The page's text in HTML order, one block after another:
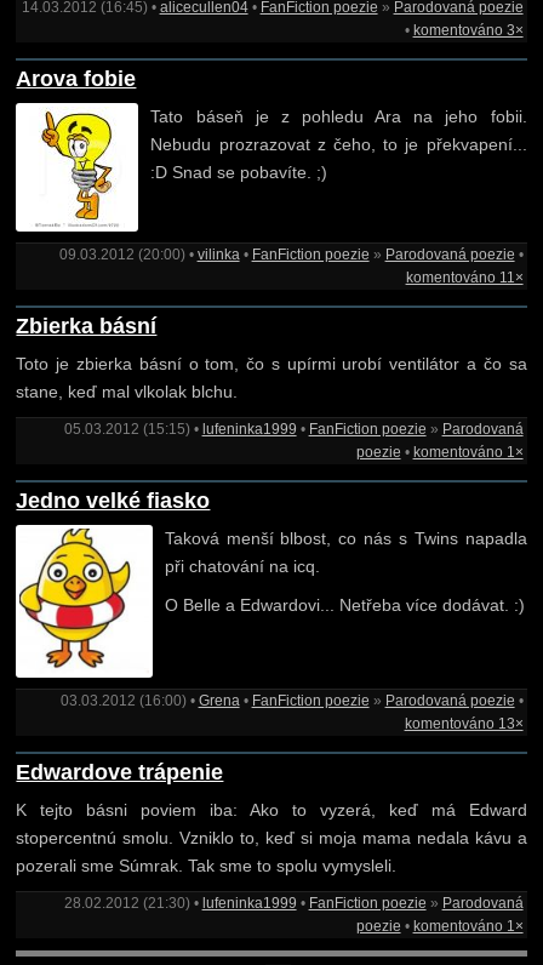
14.03.2012 (16:45) • alicecullen04• FanFiction poezie » Parodovaná poezie
• komentováno 3×
Arova fobie
Tato báseň je z pohledu Ara na jeho fobii.
Nebudu prozrazovat z čeho, to je překvapení...
:D Snad se pobavíte. ;)
09.03.2012 (20:00) • vilinka• FanFiction poezie » Parodovaná poezie •
komentováno 11×
Zbierka básní
Toto je zbierka básní o tom, čo s upírmi urobí ventilátor a čo sa
stane, keď mal vlkolak blchu.
05.03.2012 (15:15) • lufeninka1999 • FanFiction poezie » Parodovaná
poezie • komentováno 1×
Jedno velké fiasko
Taková menší blbost, co nás s Twins napadla
při chatování na icq.
O Belle a Edwardovi... Netřeba více dodávat. :)
03.03.2012 (16:00) • Grena• FanFiction poezie » Parodovaná poezie •
komentováno 13×
Edwardove trápenie
K tejto básni poviem iba: Ako to vyzerá, keď má Edward
stopercentnú smolu. Vzniklo to, keď si moja mama nedala kávu a
pozerali sme Súmrak. Tak sme to spolu vymysleli.
28.02.2012 (21:30) • lufeninka1999 • FanFiction poezie » Parodovaná
poezie • komentováno 1×